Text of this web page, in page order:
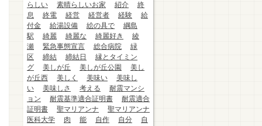
らしい
素晴らしいお家 紹介
終
息
終電 経営 経営者 経験
給
付金
給湯設備 絵の具で
綱島
駅
綺麗 綺麗な 綺麗好き
綾
瀬
緊急事態宣言 総合病院
緑
区
締結 締結日
縁とタイミン
グ
美しが丘 美しが丘公園
美し
が丘西
美しく 美味い
美味し
い
美味しさ 考える
耐震マンシ
ョン
耐震基準適合証明書
耐震適合
証明書
聖マリアンナ
聖マリアンナ
医科大学
肉 能 自作 自分
自